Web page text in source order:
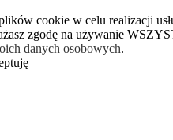
cookie w celu realizacji
zgodę na używanie
danych osobowych.